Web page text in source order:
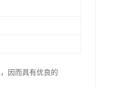
因而具有优良的